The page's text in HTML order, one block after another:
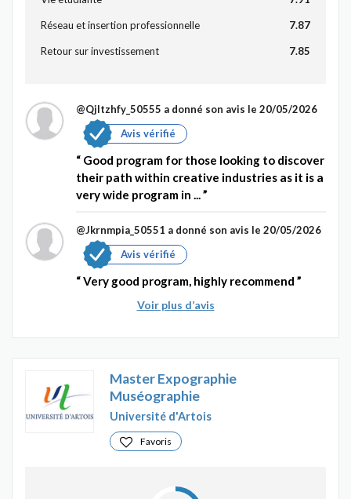
Réseau et insertion professionnelle 7.87
Retour sur investissement 7.85
@Qjltzhfy_50555 a donné son avis le 20/05/2026
Avis vérifié
Good program for those looking to discover
their path within creative industries as it is a
very wide program in ...
@Jkrnmpia_50551 a donné son avis le 20/05/2026
Avis vérifié
Very good program, highly recommend
Voir plus d’avis
Master Expographie
Muséographie
Université d'Artois
Favoris